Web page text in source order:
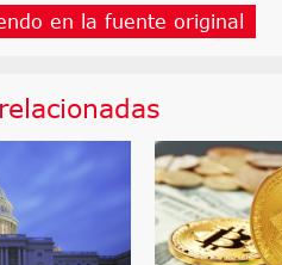
en la fuente original